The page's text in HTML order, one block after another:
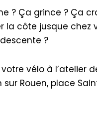
? Ça grince ? Ça
côte jusque chez
?
votre vélo à l’atelier
Rouen, place